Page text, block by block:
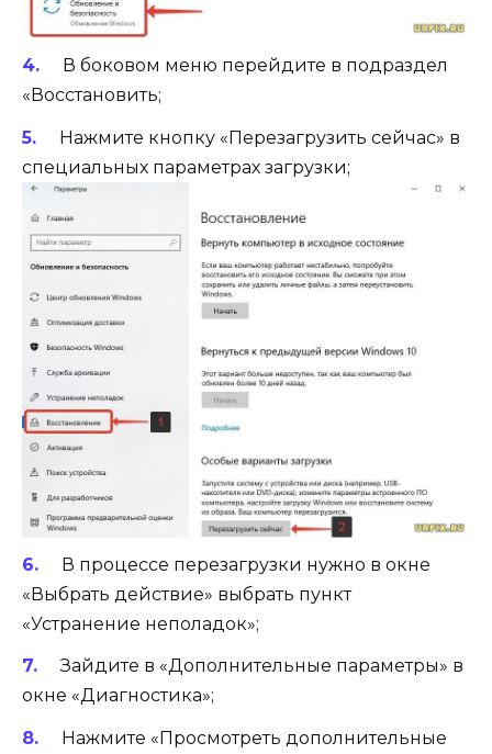
В боковом меню перейдите в подраздел
«Восстановить;
Нажмите кнопку «Перезагрузить сейчас» в
специальных параметрах загрузки;
В процессе перезагрузки нужно в окне
«Выбрать действие» выбрать пункт
«Устранение неполадок»;
Зайдите в «Дополнительные параметры» в
окне «Диагностика»;
Нажмите «Просмотреть дополнительные